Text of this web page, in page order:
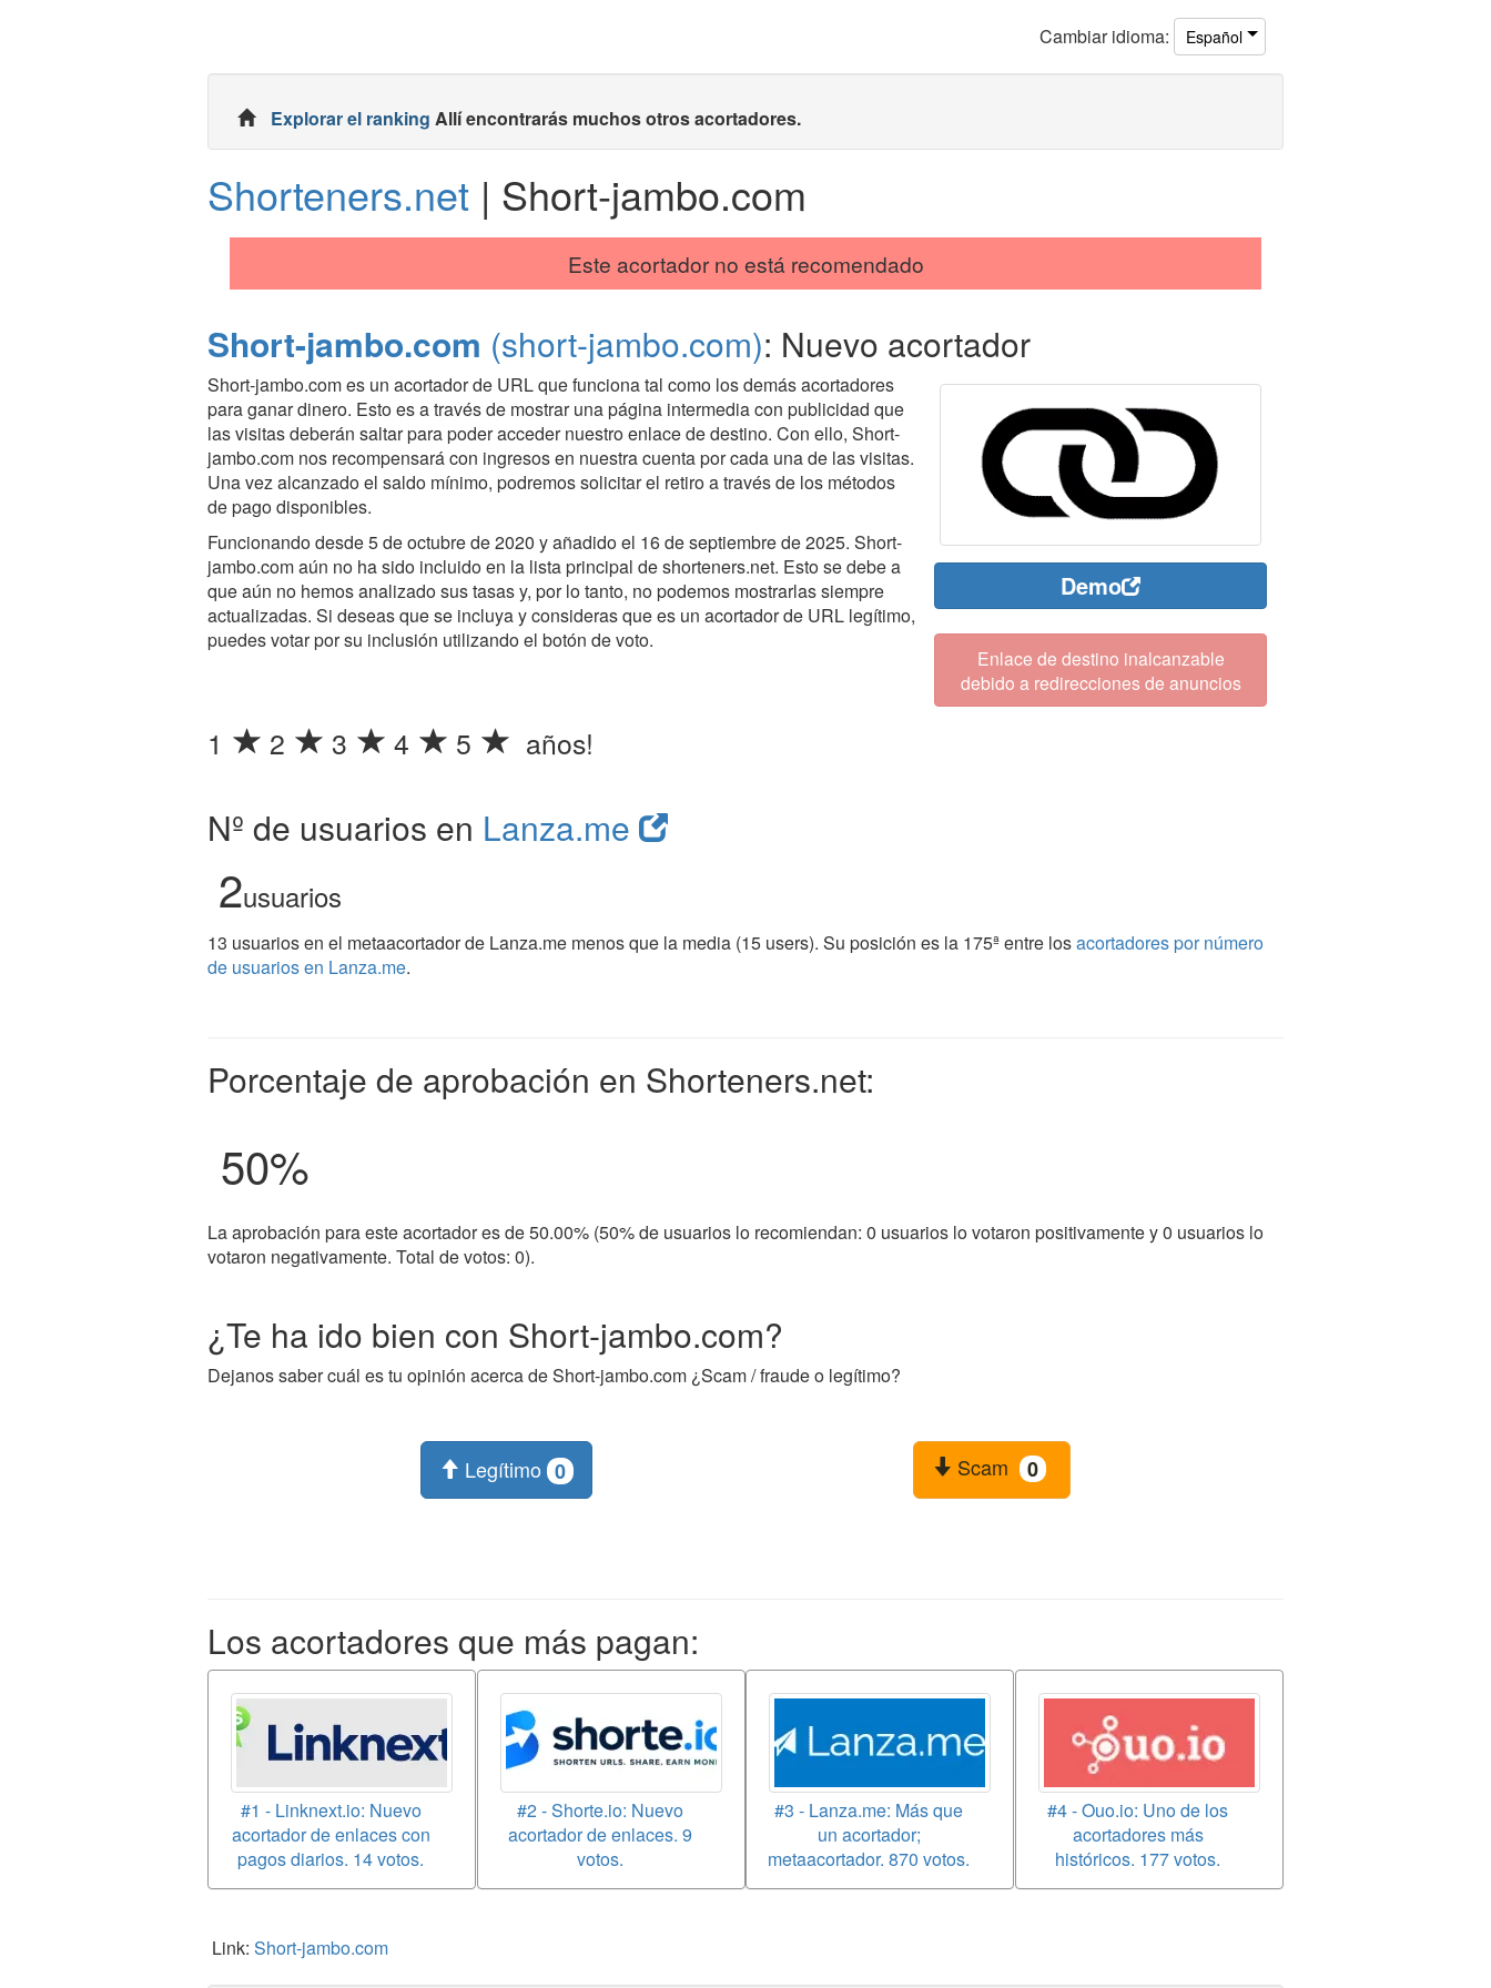
Cambiar idioma: Español
Explorar el ranking Allí encontrarás muchos otros acortadores.
Shorteners.net | Short-jambo.com
Este acortador no está recomendado
Short-jambo.com (short-jambo.com): Nuevo acortador
Demo
Enlace de destino inalcanzable
debido a redirecciones de anuncios
Short-jambo.com es un acortador de URL que funciona tal como los demás acortadores
para ganar dinero. Esto es a través de mostrar una página intermedia con publicidad que
las visitas deberán saltar para poder acceder nuestro enlace de destino. Con ello, Short-
jambo.com nos recompensará con ingresos en nuestra cuenta por cada una de las visitas.
Una vez alcanzado el saldo mínimo, podremos solicitar el retiro a través de los métodos
de pago disponibles.
Funcionando desde 5 de octubre de 2020 y añadido el 16 de septiembre de 2025. Short-
jambo.com aún no ha sido incluido en la lista principal de shorteners.net. Esto se debe a
que aún no hemos analizado sus tasas y, por lo tanto, no podemos mostrarlas siempre
actualizadas. Si deseas que se incluya y consideras que es un acortador de URL legítimo,
puedes votar por su inclusión utilizando el botón de voto.
1 2 3 4 5 años!
Nº de usuarios en Lanza.me
2usuarios
13 usuarios en el metaacortador de Lanza.me menos que la media (15 users). Su posición es la 175ª entre losacortadores por número
de usuarios en Lanza.me.
Porcentaje de aprobación en Shorteners.net:
50%
La aprobación para este acortador es de 50.00% (50% de usuarios lo recomiendan: 0 usuarios lo votaron positivamente y 0 usuarios lo
votaron negativamente. Total de votos: 0).
¿Te ha ido bien con Short-jambo.com?
Dejanos saber cuál es tu opinión acerca de Short-jambo.com ¿Scam / fraude o legítimo?
Legítimo 0 Scam 0
Los acortadores que más pagan:
#1 - Linknext.io: Nuevo
acortador de enlaces con
pagos diarios. 14 votos.
#2 - Shorte.io: Nuevo
acortador de enlaces. 9
votos.
#3 - Lanza.me: Más que
un acortador;
metaacortador. 870 votos.
#4 - Ouo.io: Uno de los
acortadores más
históricos. 177 votos.
Link: Short-jambo.com